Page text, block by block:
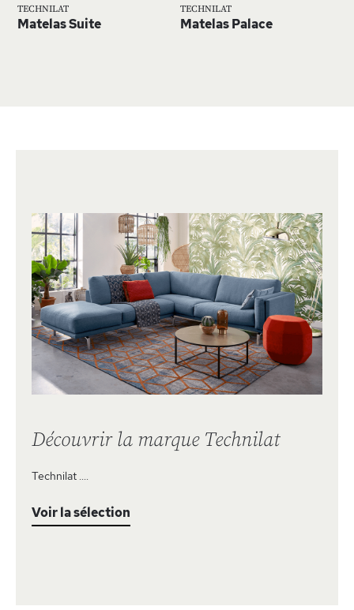
TECHNILAT
Matelas Suite
TECHNILAT
Matelas Palace
Découvrir la marque Technilat
Technilat ....
Voir la sélection